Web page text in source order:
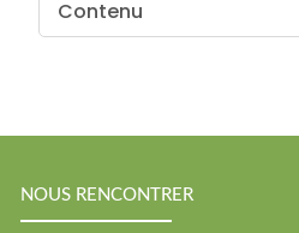
Contenu
NOUS RENCONTRER